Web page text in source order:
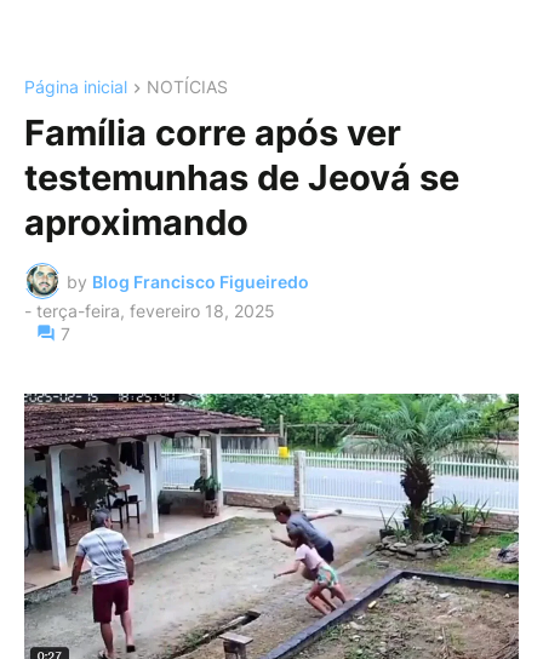
Página inicial NOTÍCIAS
Família corre após ver
testemunhas de Jeová se
aproximando
by Blog Francisco Figueiredo
- terça-feira, fevereiro 18, 2025
7